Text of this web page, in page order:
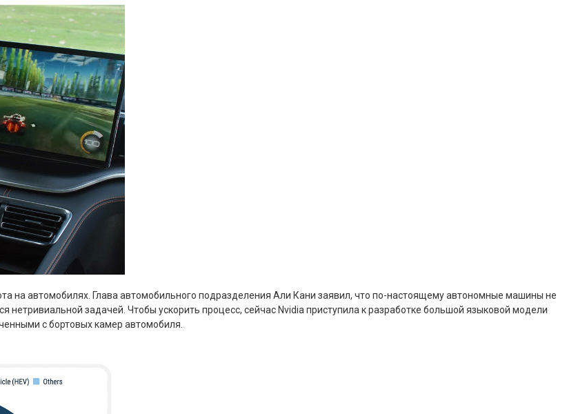
на автомобилях. Глава автомобильного подразделения Али Кани заявил, что по-настоящему автономные машины не
нетривиальной задачей. Чтобы ускорить процесс, сейчас Nvidia приступила к разработке большой языковой модели
с бортовых камер автомобиля.